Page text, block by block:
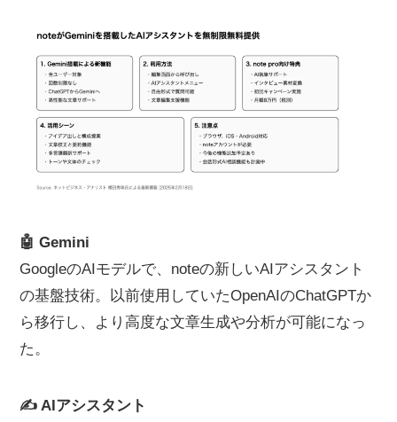
🤖 Gemini
GoogleのAIモデルで、noteの新しいAIアシスタント
の基盤技術。以前使用していたOpenAIのChatGPTか
ら移行し、より高度な文章生成や分析が可能になっ
た。
✍️ AIアシスタント